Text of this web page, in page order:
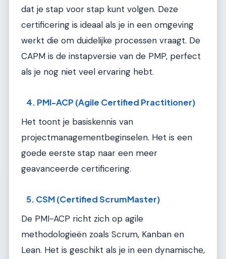
dat je stap voor stap kunt volgen. Deze
certificering is ideaal als je in een omgeving
werkt die om duidelijke processen vraagt. De
CAPM is de instapversie van de PMP, perfect
als je nog niet veel ervaring hebt.
4. PMI-ACP (Agile Certified Practitioner)
Het toont je basiskennis van
projectmanagementbeginselen. Het is een
goede eerste stap naar een meer
geavanceerde certificering.
5. CSM (Certified ScrumMaster)
De PMI-ACP richt zich op agile
methodologieën zoals Scrum, Kanban en
Lean. Het is geschikt als je in een dynamische,